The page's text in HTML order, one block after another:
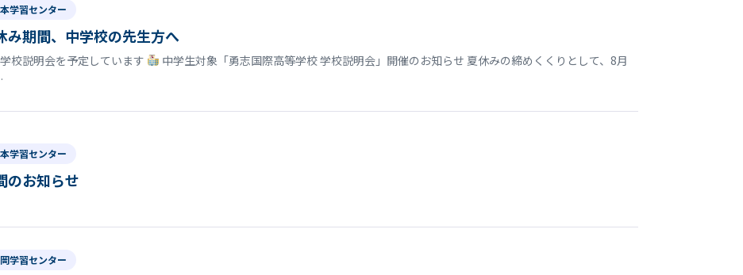
学習センター
み期間、中学校の先生方へ
校説明会を予定しています
中学生対象「勇志国際高等学校 学校説明会」開催のお知らせ 夏休みの締めくくりとして、8月
学習センター
のお知らせ
学習センター